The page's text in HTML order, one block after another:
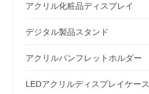
アクリル化粧品ディスプレイ
デジタル製品スタンド
アクリルパンフレットホルダー
LEDアクリルディスプレイケース